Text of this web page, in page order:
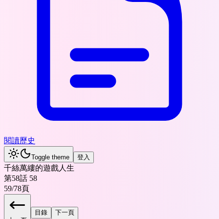
閱讀歷史
Toggle theme 登入
千絲萬縷的遊戲人生
第58話 58
59/78頁
目錄 下一頁